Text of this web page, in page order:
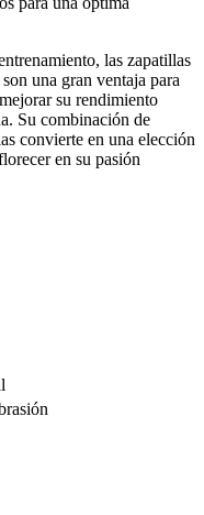
las zapatillas
una gran ventaja para
su rendimiento
Su combinación de
convierte en una elección
en su pasión